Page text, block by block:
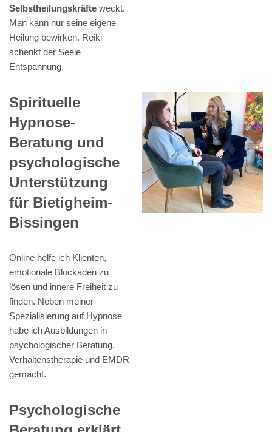
Selbstheilungskräfte weckt.
Man kann nur seine eigene
Heilung bewirken. Reiki
schenkt der Seele
Entspannung.
Spirituelle
Hypnose-
Beratung und
psychologische
Unterstützung
für Bietigheim-
Bissingen
Online helfe ich Klienten,
emotionale Blockaden zu
lösen und innere Freiheit zu
finden. Neben meiner
Spezialisierung auf Hypnose
habe ich Ausbildungen in
psychologischer Beratung,
Verhaltenstherapie und EMDR
gemacht.
Psychologische